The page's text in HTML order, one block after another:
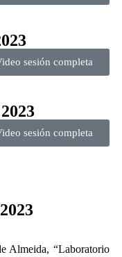
sesión completa
sesión completa
Almeida, “Laboratorio